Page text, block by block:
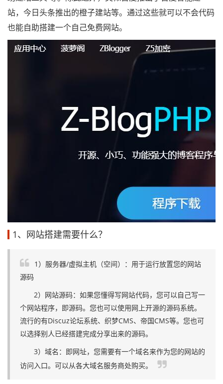
站，今日头条推出的橙子建站等。通过这些就可以不会代码
也能自助搭建一个自己免费网站。
1、网站搭建需要什么？
1）服务器/虚拟主机（空间）：用于运行放置您的网站
源码
2）网站源码：如果您懂得写网站代码，您可以自己写一
个网站程序，即源码。您也可以使用网上开源的源码系统。
流行的有Discuz论坛系统、织梦CMS、帝国CMS等。您也可
以选择别人已经搭建完成分享出来的源码。
3）域名：即网址，您需要有一个域名来作为您的网站的
访问入口。可以从各大域名服务商处购买。